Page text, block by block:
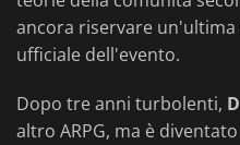
ancora riservare
ufficiale dell'evento.
Dopo tre anni turbolenti,
altro ARPG, ma è